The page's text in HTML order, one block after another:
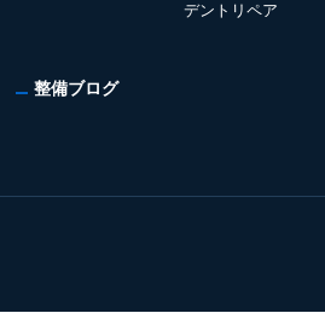
デントリペア
整備ブログ